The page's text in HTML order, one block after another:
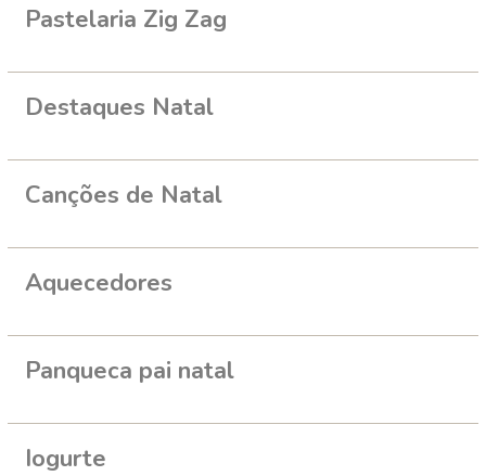
Pastelaria Zig Zag
Destaques Natal
Canções de Natal
Aquecedores
Panqueca pai natal
Iogurte